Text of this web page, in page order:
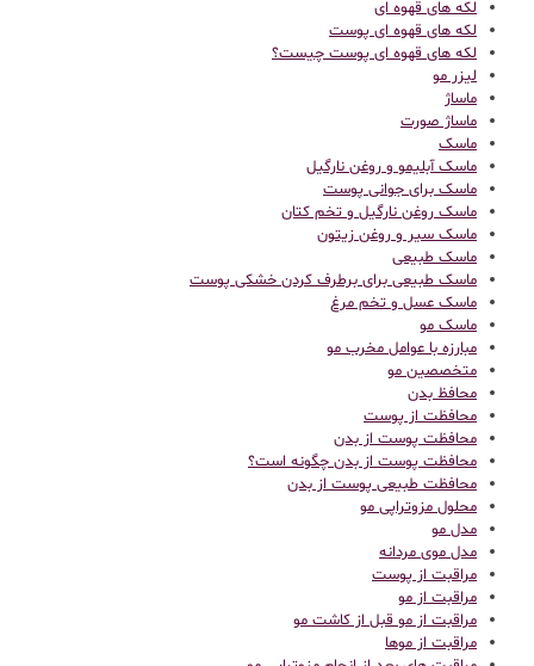
لکه های قهوه ای
لکه های قهوه ای پوست
لکه های قهوه ای پوست چیست؟
لیزر مو
ماساژ
ماساژ صورت
ماسک
ماسک آبلیمو و روغن نارگیل
ماسک برای جوانی پوست
ماسک روغن نارگیل و تخم کتان
ماسک سیر و روغن زیتون
ماسک طبیعی
ماسک طبیعی برای برطرف کردن خشکی پوست
ماسک عسل و تخم مرغ
ماسک مو
مبارزه با عوامل مخرب مو
متخصصین مو
محافظ بدن
محافظت از پوست
محافظت پوست از بدن
محافظت پوست از بدن چگونه است؟
محافظت طبیعی پوست از بدن
محلول مزوتراپی مو
مدل مو
مدل موی مردانه
مراقبت از پوست
مراقبت از مو
مراقبت از مو قبل از کاشت مو
مراقبت از موها